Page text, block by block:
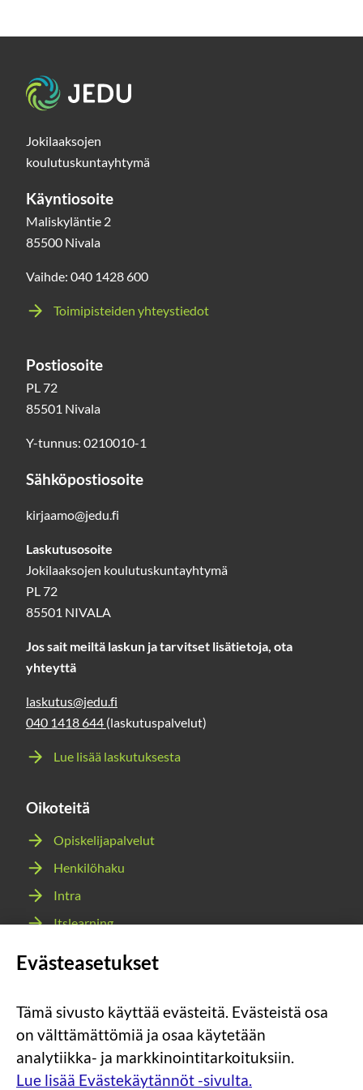
Oyj:n
Viljamaa
kertoo,
että
työelämässä
koko
ajan
osaajia,
joilla
myös
tekniset
asiat
hallussa.
Etusivu
Jokilaaksojen
koulutuskuntayhtymä
Käyntiosoite
Maliskyläntie 2
85500 Nivala
Vaihde: 040 1428 600
Toimipisteiden yhteystiedot
Postiosoite
PL 72
85501 Nivala
Y-tunnus: 0210010-1
Sähköpostiosoite
kirjaamo@jedu.fi
Laskutusosoite
Jokilaaksojen koulutuskuntayhtymä
PL 72
85501 NIVALA
Jos sait meiltä laskun ja tarvitset lisätietoja, ota
yhteyttä
laskutus@jedu.fi
040 1418 644 (laskutuspalvelut)
Lue lisää laskutuksesta
Oikoteitä
Opiskelijapalvelut
Henkilöhaku
Intra
Itslearning
Sosiaalinen
media:
instagram
Sosiaalinen
media:
facebook
Sosiaalinen
media:
youtube
Sosiaalinen
media:
snapchat
Evästeasetukset
Tämä sivusto käyttää evästeitä. Evästeistä osa
on välttämättömiä ja osaa käytetään
analytiikka- ja markkinointitarkoituksiin.
Lue lisää Evästekäytännöt -sivulta.